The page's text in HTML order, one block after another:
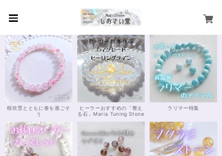
桜吹雪とともに春を過ごそ
う
ヒーラーおすすめの「整え
る石」Maria Tuning Stone
ラリマー特集